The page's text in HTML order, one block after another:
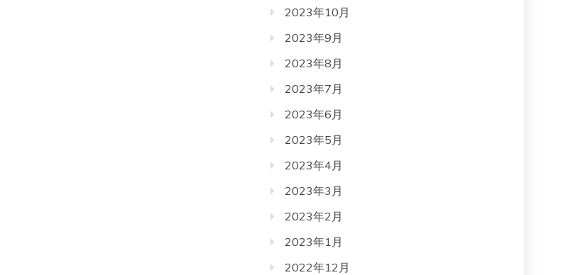
2023年10月
2023年9月
2023年8月
2023年7月
2023年6月
2023年5月
2023年4月
2023年3月
2023年2月
2023年1月
2022年12月